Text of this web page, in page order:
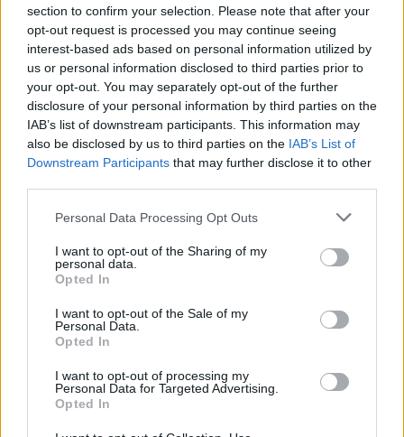
section to confirm your selection. Please note that after your
opt-out request is processed you may continue seeing
interest-based ads based on personal information utilized by
us or personal information disclosed to third parties prior to
your opt-out. You may separately opt-out of the further
disclosure of your personal information by third parties on the
IAB’s list of downstream participants. This information may
also be disclosed by us to third parties on the IAB’s List of
Downstream Participants that may further disclose it to other
Please note that this website/app uses one or more Google
not limited to your visit or usage behaviour. You may click to
grant or deny consent to Google and its third-party tags to
use your data for below specified purposes in below Google
consent section.
Personal Data Processing Opt Outs
I want to opt-out of the Sharing of my
personal data.
Opted In
I want to opt-out of the Sale of my
Personal Data.
Opted In
I want to opt-out of processing my
Personal Data for Targeted Advertising.
Opted In